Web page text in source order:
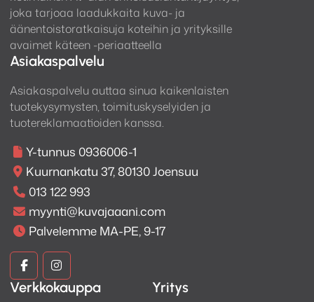
mahdollistaen suoratoiston suosituista palveluista
(mm. Spotify Connect, Tidal, Deezer) ja langattoman
monihuoneäänentoiston. MusicCast Surround -
ominaisuuden ansiosta voit käyttää Yamahan
MusicCast 20 tai MusicCast 50 langattomia
kaiuttimia takakaiuttimina, yksinkertaistaen
kotiteatterin asennusta. Mukana on myös AirPlay 2 ja
(Phono).
Helppokäyttöisyys
Laitteen käyttöönotto ja ohjaus sujuvat vaivattomasti
AV Setup Guide -sovelluksen ja monipuolisen
MusicCast Controller -sovelluksen avulla. Kirsikkana
kakun päällä on laitteen mukana tuleva laadukas
(High Grade) kaukosäädin.
joka tarjoaa laadukkaita kuva- ja
äänentoistoratkaisuja koteihin ja yrityksille
avaimet käteen -periaatteella
Asiakaspalvelu
Asiakaspalvelu auttaa sinua kaikenlaisten
tuotekysymysten, toimituskyselyiden ja
tuotereklamaatioiden kanssa.
Y-tunnus 0936006-1
Kuurnankatu 37, 80130 Joensuu
013 122 993
myynti@kuvajaaani.com
Palvelemme MA-PE, 9-17
Kuva
ja
Kuva
ja
Verkkokauppa
Yritys